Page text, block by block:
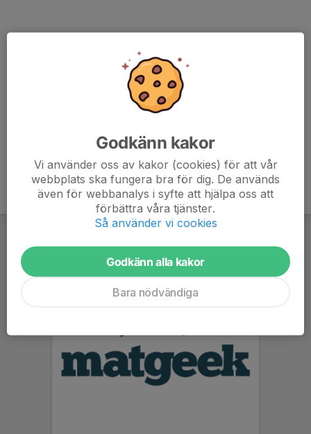
Godkänn kakor
Vi använder oss av kakor (cookies) för att vår
webbplats ska fungera bra för dig. De används
även för webbanalys i syfte att hjälpa oss att
förbättra våra tjänster.
Så använder vi cookies
Godkänn alla kakor
Bara nödvändiga